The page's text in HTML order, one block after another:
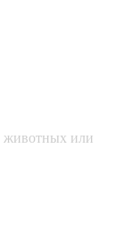
животных или